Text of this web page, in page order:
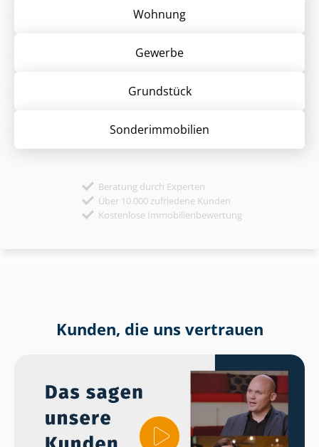
Wohnung
Gewerbe
Grund­stück
Sonder­immobilien
Beratung durch Experten
Über 10.000 zufriedene Kunden
Kostenlose Immobilienbewertung
Kunden, die uns vertrauen